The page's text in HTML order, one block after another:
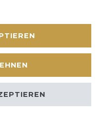
| * Alle Preise